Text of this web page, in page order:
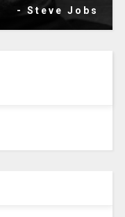
- Steve Jobs